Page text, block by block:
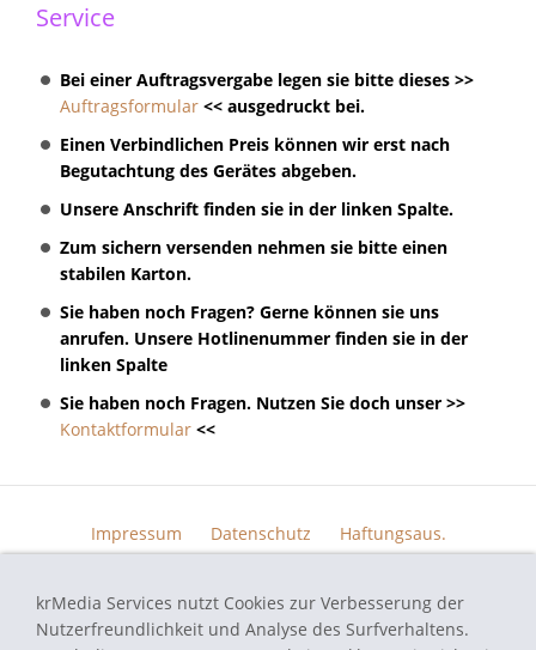
Service
Bei einer Auftragsvergabe legen sie bitte dieses >>
Auftragsformular << ausgedruckt bei.
Einen Verbindlichen Preis können wir erst nach
Begutachtung des Gerätes abgeben.
Unsere Anschrift finden sie in der linken Spalte.
Zum sichern versenden nehmen sie bitte einen
stabilen Karton.
Sie haben noch Fragen? Gerne können sie uns
anrufen. Unsere Hotlinenummer finden sie in der
linken Spalte
Sie haben noch Fragen. Nutzen Sie doch unser >>
Kontaktformular <<
Impressum Datenschutz
Haftungsaus.
Funktionsgarantie
krMedia Services nutzt Cookies zur Verbesserung der
Nutzerfreundlichkeit und Analyse des Surfverhaltens.